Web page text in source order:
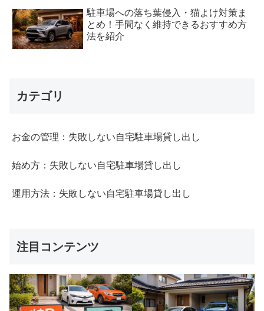
駐車場への落ち葉侵入・猫よけ対策ま
とめ！手間なく維持できるおすすめ方
法を紹介
カテゴリ
お金の管理：失敗しない自宅駐車場貸し出し
始め方：失敗しない自宅駐車場貸し出し
運用方法：失敗しない自宅駐車場貸し出し
注目コンテンツ